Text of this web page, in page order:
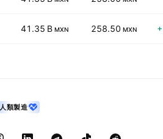
41.35 B MXN 258.50 MXN
人類製造